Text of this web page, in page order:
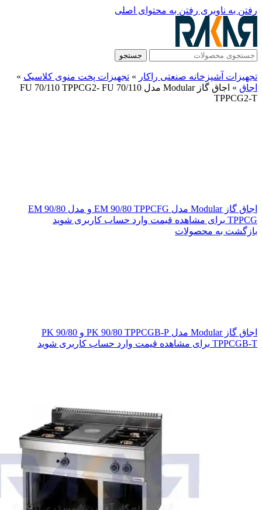
رفتن به ناوبری رفتن به محتوای اصلی
جستجو
تجهیزات آشپزخانه صنعتی راکار » تجهیزات پخت منوی کلاسیک »
اجاق »
اجاق گاز Modular مدل FU 70/110 TPPCG2- FU 70/110
TPPCG2-T
اجاق گاز Modular مدل EM 90/80 TPPCFG و مدل EM 90/80
TPPCG برای مشاهده قیمت وارد حساب کاربری شوید
بازگشت به محصولات
اجاق گاز Modular مدل PK 90/80 TPPCGB-P و PK 90/80
TPPCGB-T برای مشاهده قیمت وارد حساب کاربری شوید